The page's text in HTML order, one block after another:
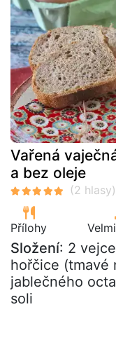
Vařená
a bez oleje
Přílohy
Složení: 2
hořčice
jablečného
soli